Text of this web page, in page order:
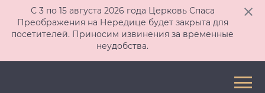
С 3 по 15 августа 2026 года Церковь Спаса
Преображения на Нередице будет закрыта для
посетителей. Приносим извинения за временные
неудобства.